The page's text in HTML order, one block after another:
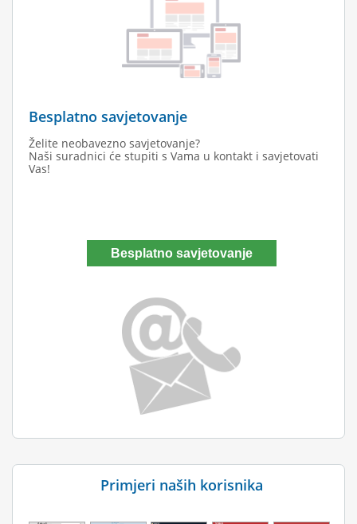
Besplatno savjetovanje
Želite neobavezno savjetovanje?
Naši suradnici će stupiti s Vama u kontakt i savjetovati
Vas!
Besplatno savjetovanje
Primjeri naših korisnika